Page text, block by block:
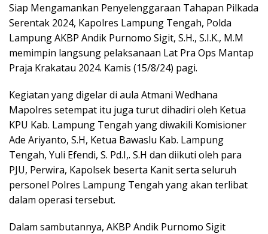
Siap Mengamankan Penyelenggaraan Tahapan Pilkada
Serentak 2024, Kapolres Lampung Tengah, Polda
Lampung AKBP Andik Purnomo Sigit, S.H., S.I.K., M.M
memimpin langsung pelaksanaan Lat Pra Ops Mantap
Praja Krakatau 2024. Kamis (15/8/24) pagi.
Kegiatan yang digelar di aula Atmani Wedhana
Mapolres setempat itu juga turut dihadiri oleh Ketua
KPU Kab. Lampung Tengah yang diwakili Komisioner
Ade Ariyanto, S.H, Ketua Bawaslu Kab. Lampung
Tengah, Yuli Efendi, S. Pd.I,. S.H dan diikuti oleh para
PJU, Perwira, Kapolsek beserta Kanit serta seluruh
personel Polres Lampung Tengah yang akan terlibat
dalam operasi tersebut.
Dalam sambutannya, AKBP Andik Purnomo Sigit